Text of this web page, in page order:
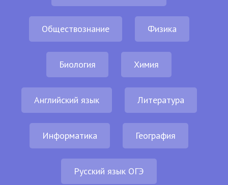
Обществознание Физика
Биология Химия
Английский язык Литература
Информатика География
Русский язык ОГЭ